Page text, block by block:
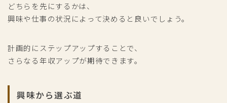
どちらを先にするかは、
興味や仕事の状況によって決めると良いでしょう。
計画的にステップアップすることで、
さらなる年収アップが期待できます。
興味から選ぶ道